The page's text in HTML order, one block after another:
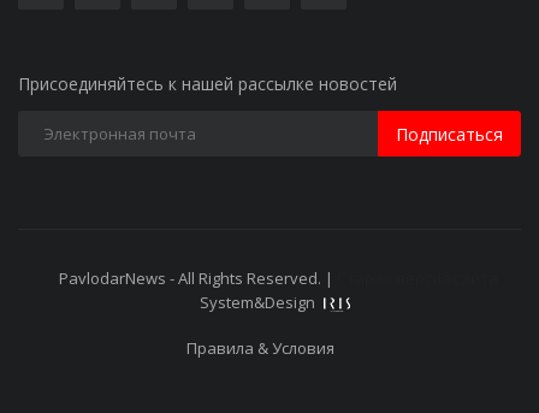
Присоединяйтесь к нашей рассылке новостей
Подписаться
PavlodarNews - All Rights Reserved. |
System&Design
Правила & Условия